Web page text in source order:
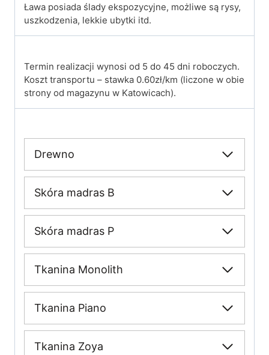
Ława posiada ślady ekspozycyjne, możliwe są rysy,
uszkodzenia, lekkie ubytki itd.
Termin realizacji wynosi od 5 do 45 dni roboczych.
Koszt transportu – stawka 0.60zł/km (liczone w obie
strony od magazynu w Katowicach).
Drewno
Skóra madras B
Skóra madras P
Tkanina Monolith
Tkanina Piano
Tkanina Zoya